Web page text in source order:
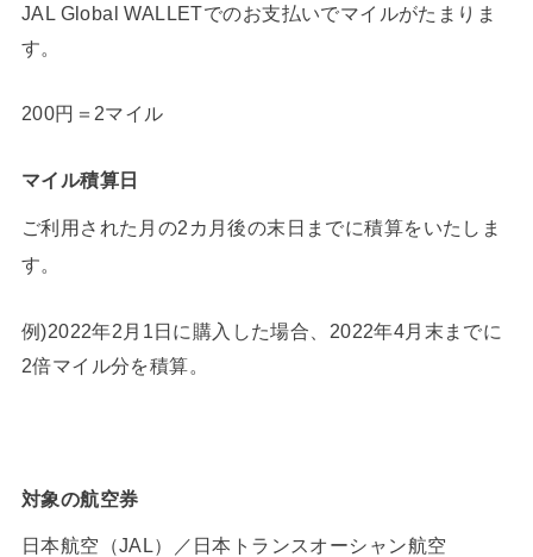
JAL Global WALLETでのお支払いでマイルがたまりま
す。
200円＝2マイル
マイル積算日
ご利用された月の2カ月後の末日までに積算をいたしま
す。
例)2022年2月1日に購入した場合、2022年4月末までに
2倍マイル分を積算。
対象の航空券
日本航空（JAL）／日本トランスオーシャン航空